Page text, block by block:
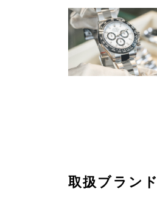
取扱ブランド